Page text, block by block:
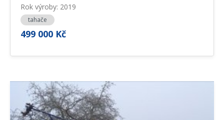
Rok výroby: 2019
tahače
499 000 Kč